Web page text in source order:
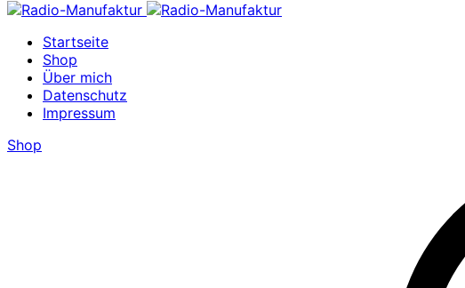
Startseite
Shop
Über mich
Datenschutz
Impressum
Shop